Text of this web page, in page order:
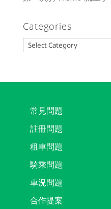
Categories
Categories
常見問題
註冊問題
租車問題
騎乘問題
車況問題
合作提案